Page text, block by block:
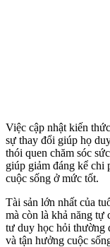
Việc cập nhật kiến
sự thay đổi giúp họ
thói quen chăm sóc
giúp giảm đáng kể
cuộc sống ở mức tốt.
Tài sản lớn nhất của
mà còn là khả năng
tư duy học hỏi thường
và tận hưởng cuộc